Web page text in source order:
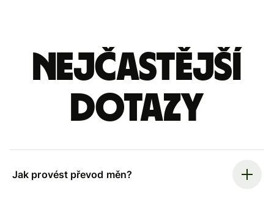
Nejčastější
dotazy
Jak provést převod měn?